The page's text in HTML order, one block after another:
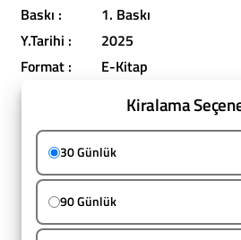
Baskı :
1. Baskı
Y.Tarihi :
2025
Format :
E-Kitap
Kiralama
30 Günlük
90 Günlük